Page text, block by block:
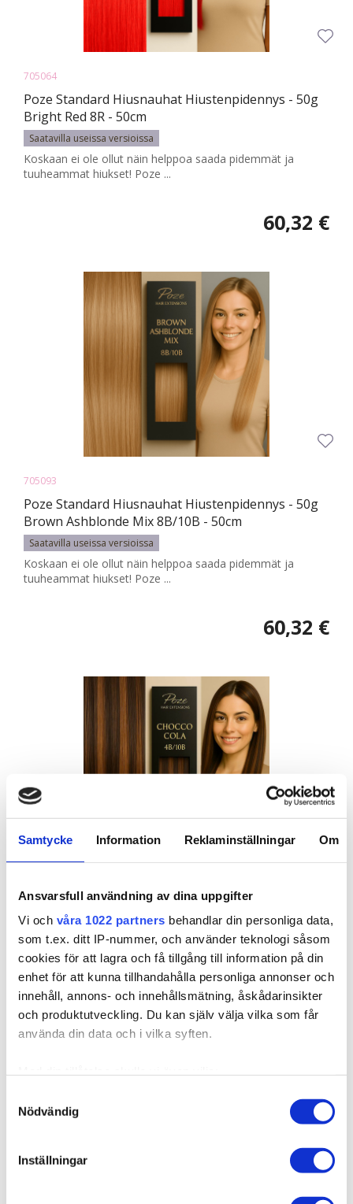
Samtycke Information Reklaminställningar Om
Ansvarsfull användning av dina uppgifter
Vi och våra 1022 partners behandlar din personliga data,
som t.ex. ditt IP-nummer, och använder teknologi såsom
cookies för att lagra och få tillgång till information på din
enhet för att kunna tillhandahålla personliga annonser och
innehåll, annons- och innehållsmätning, åskådarinsikter
och produktutveckling. Du kan själv välja vilka som får
använda din data och i vilka syften.
kan ha en noggrannhet på upp till flera meter
Ta reda på mer om hur dina personliga uppgifter
Nödvändig
Inställningar
705064
Poze Standard Hiusnauhat Hiustenpidennys - 50g
Bright Red 8R - 50cm
Saatavilla useissa versioissa
Koskaan ei ole ollut näin helppoa saada pidemmät ja
tuuheammat hiukset! Poze ...
60,32 €
705093
Poze Standard Hiusnauhat Hiustenpidennys - 50g
Brown Ashblonde Mix 8B/10B - 50cm
Saatavilla useissa versioissa
Koskaan ei ole ollut näin helppoa saada pidemmät ja
tuuheammat hiukset! Poze ...
60,32 €
Chocco Cola 4B/10B - 50cm
Saatavilla useissa versioissa
Koskaan ei ole ollut näin helppoa saada pidemmät ja
tuuheammat hiukset! Poze ...